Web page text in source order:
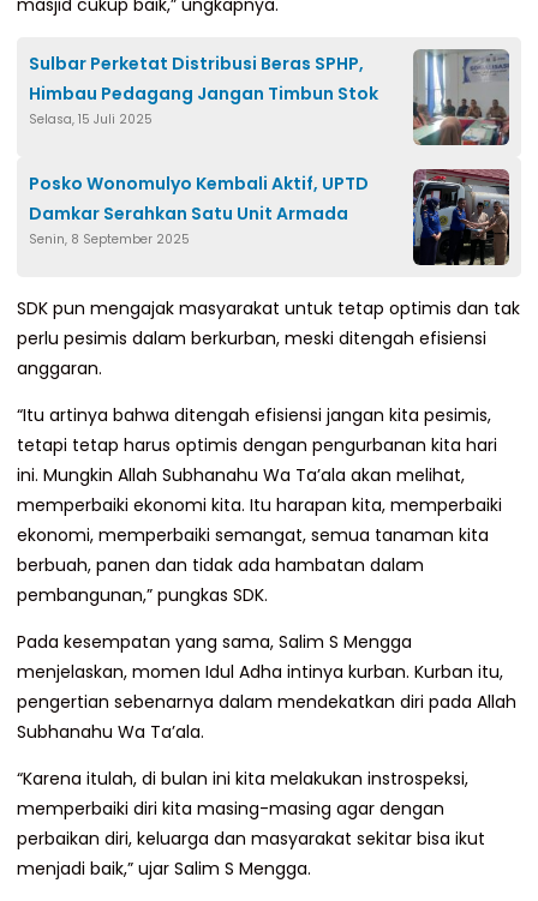
Sulbar Perketat Distribusi Beras SPHP,
Himbau Pedagang Jangan Timbun Stok
Selasa, 15 Juli 2025
Posko Wonomulyo Kembali Aktif, UPTD
Damkar Serahkan Satu Unit Armada
Senin, 8 September 2025
SDK pun mengajak masyarakat untuk tetap optimis dan tak
perlu pesimis dalam berkurban, meski ditengah efisiensi
anggaran.
“Itu artinya bahwa ditengah efisiensi jangan kita pesimis,
tetapi tetap harus optimis dengan pengurbanan kita hari
ini. Mungkin Allah Subhanahu Wa Ta’ala akan melihat,
memperbaiki ekonomi kita. Itu harapan kita, memperbaiki
ekonomi, memperbaiki semangat, semua tanaman kita
berbuah, panen dan tidak ada hambatan dalam
pembangunan,” pungkas SDK.
Pada kesempatan yang sama, Salim S Mengga
menjelaskan, momen Idul Adha intinya kurban. Kurban itu,
pengertian sebenarnya dalam mendekatkan diri pada Allah
Subhanahu Wa Ta’ala.
“Karena itulah, di bulan ini kita melakukan instrospeksi,
memperbaiki diri kita masing-masing agar dengan
perbaikan diri, keluarga dan masyarakat sekitar bisa ikut
menjadi baik,” ujar Salim S Mengga.